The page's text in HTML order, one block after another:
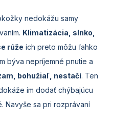
nedokážu samy
Klimatizácia, slnko,
rúže ich preto môžu ľahko
býva nepríjemné pnutie a
bohužiaľ, nestačí. Ten
im dodať chýbajúcu
Navyše sa pri rozprávaní